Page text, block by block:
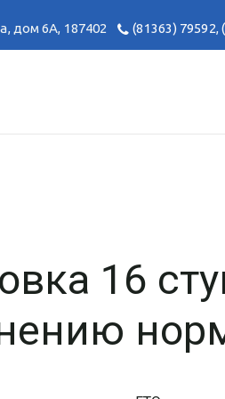
дом 6А, 187402 (81363) 79592,
16